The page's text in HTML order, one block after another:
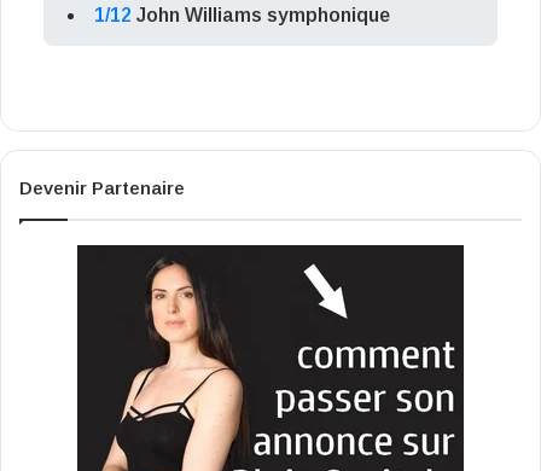
1/12 John Williams symphonique
Devenir Partenaire